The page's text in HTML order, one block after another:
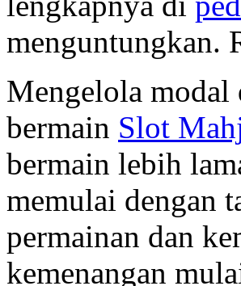
menguntungkan.
Mengelola modal
bermain Slot
bermain lebih
memulai dengan
permainan dan
kemenangan